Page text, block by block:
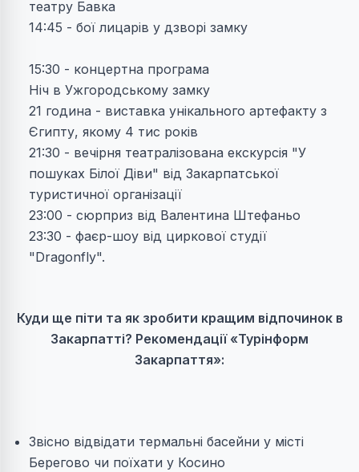
театру Бавка
14:45 - бої лицарів у дзворі замку
15:30 - концертна програма
Ніч в Ужгородському замку
21 година - виставка унікального артефакту з
Єгипту, якому 4 тис років
21:30 - вечірня театралізована екскурсія "У
пошуках Білої Діви" від Закарпатської
туристичної організації
23:00 - сюрприз від Валентина Штефаньо
23:30 - фаєр-шоу від циркової студії
"Dragonfly".
Куди ще піти та як зробити кращим відпочинок в
Закарпатті? Рекомендації «Турінформ
Закарпаття»:
Звісно відвідати термальні басейни у місті
Берегово чи поїхати у Косино